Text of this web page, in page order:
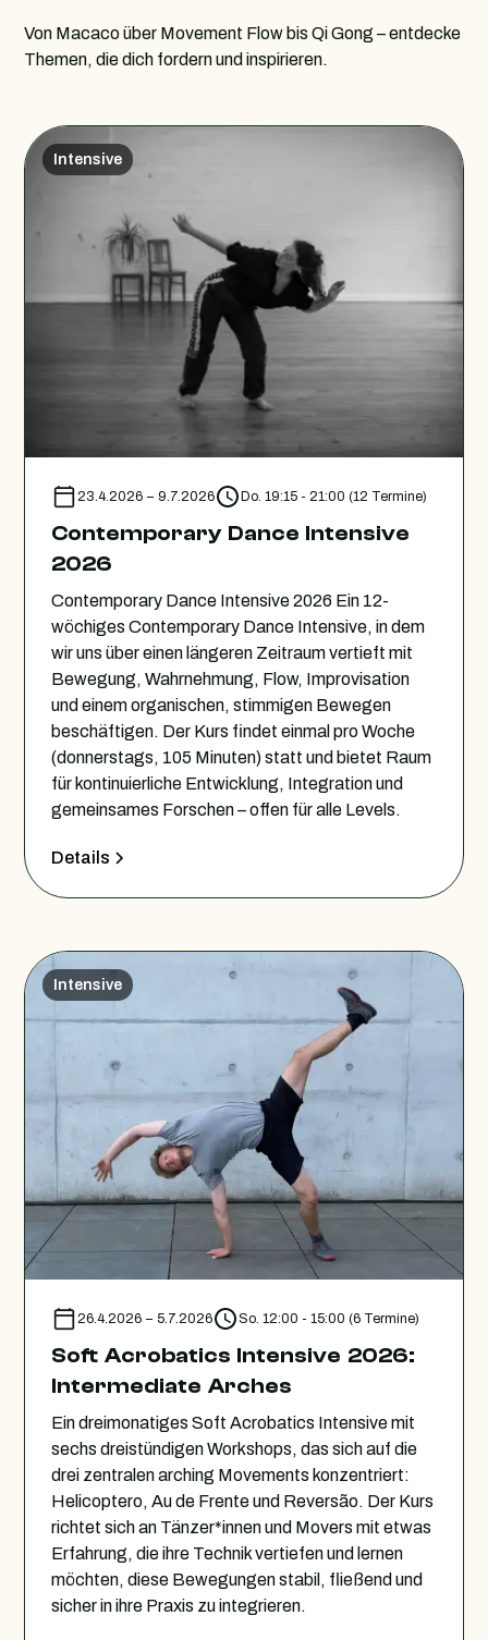
Von Macaco über Movement Flow bis Qi Gong – entdecke
Themen, die dich fordern und inspirieren.
Intensive
23.4.2026 – 9.7.2026 Do. 19:15 - 21:00 (12 Termine)
Contemporary Dance Intensive
2026
Contemporary Dance Intensive 2026 Ein 12-
wöchiges Contemporary Dance Intensive, in dem
wir uns über einen längeren Zeitraum vertieft mit
Bewegung, Wahrnehmung, Flow, Improvisation
und einem organischen, stimmigen Bewegen
beschäftigen. Der Kurs findet einmal pro Woche
(donnerstags, 105 Minuten) statt und bietet Raum
für kontinuierliche Entwicklung, Integration und
gemeinsames Forschen – offen für alle Levels.
Details
Intensive
26.4.2026 – 5.7.2026 So. 12:00 - 15:00 (6 Termine)
Soft Acrobatics Intensive 2026:
Intermediate Arches
Ein dreimonatiges Soft Acrobatics Intensive mit
sechs dreistündigen Workshops, das sich auf die
drei zentralen arching Movements konzentriert:
Helicoptero, Au de Frente und Reversão. Der Kurs
richtet sich an Tänzer*innen und Movers mit etwas
Erfahrung, die ihre Technik vertiefen und lernen
möchten, diese Bewegungen stabil, fließend und
sicher in ihre Praxis zu integrieren.